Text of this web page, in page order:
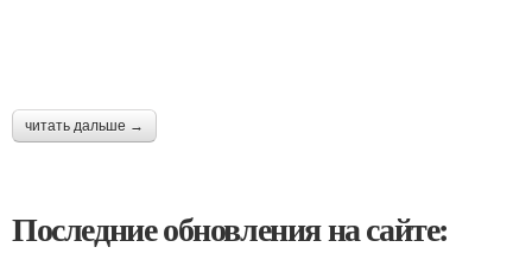
читать дальше →
Последние обновления на сайте: